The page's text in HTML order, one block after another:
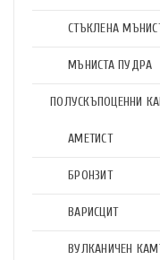
СТЪКЛЕНА
МЪНИСТА ПУДРА
ПОЛУСКЪПОЦЕННИ
АМЕТИСТ
БРОНЗИТ
ВАРИСЦИТ
ВУЛКАНИЧЕН